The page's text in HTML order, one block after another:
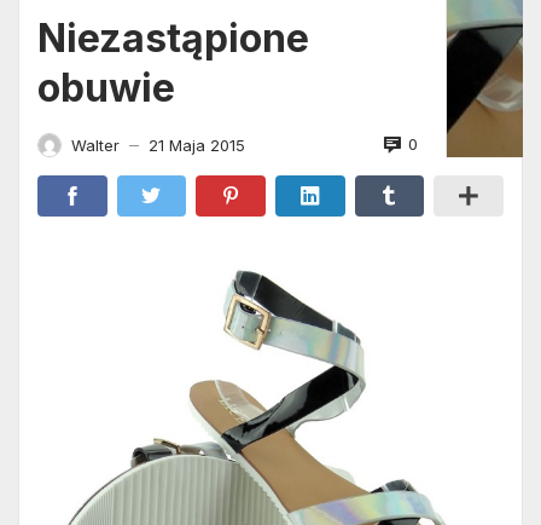
Niezastąpione
obuwie
Walter — 21 Maja 2015 0